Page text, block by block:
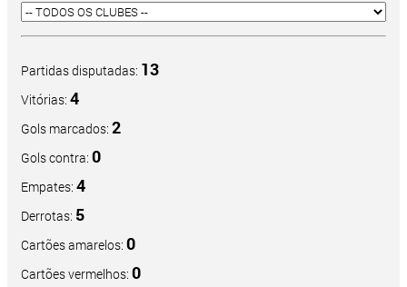
Partidas disputadas: 13
Vitórias: 4
Gols marcados: 2
Gols contra: 0
Empates: 4
Derrotas: 5
Cartões amarelos: 0
Cartões vermelhos: 0